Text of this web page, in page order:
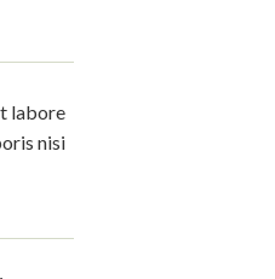
labore
nisi